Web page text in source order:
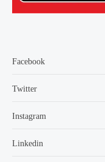
Facebook
Twitter
Instagram
Linkedin